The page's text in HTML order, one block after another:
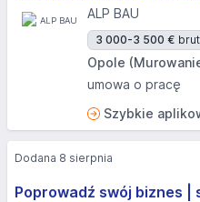
ALP BAU
3 000-3 500 €
Opole
umowa o pracę
Szybkie
Poprowadź swój biznes |
Dodana 8 sierpnia